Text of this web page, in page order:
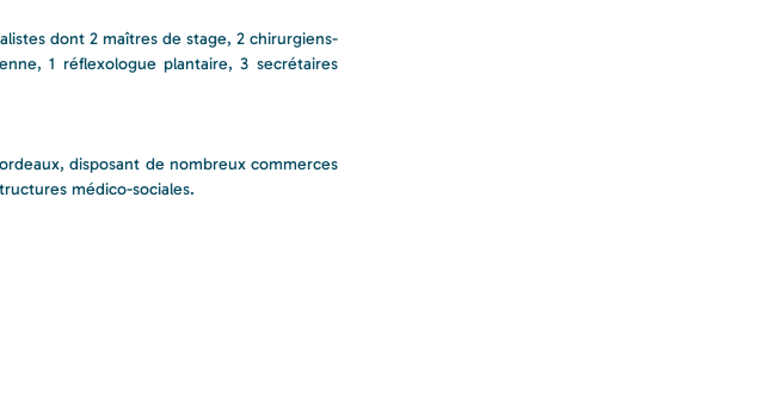
dont 2 maîtres de stage, 2 chirurgiens-
1 réflexologue plantaire, 3 secrétaires
disposant de nombreux commerces
médico-sociales.